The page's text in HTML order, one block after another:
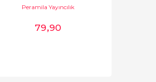
Peramila Yayıncılık
79,90